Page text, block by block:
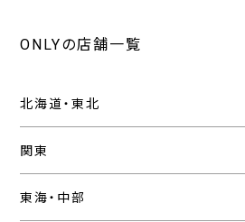
ONLYの店舗一覧
北海道・東北
関東
東海・中部